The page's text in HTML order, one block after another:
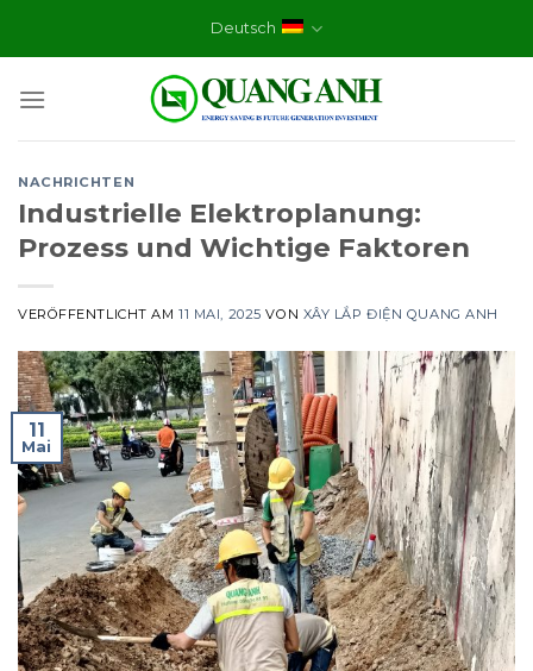
Deutsch
NACHRICHTEN
Industrielle Elektroplanung:
Prozess und Wichtige Faktoren
VERÖFFENTLICHT AM11 MAI, 2025 VON XÂY LẮP ĐIỆN QUANG ANH
11
Mai